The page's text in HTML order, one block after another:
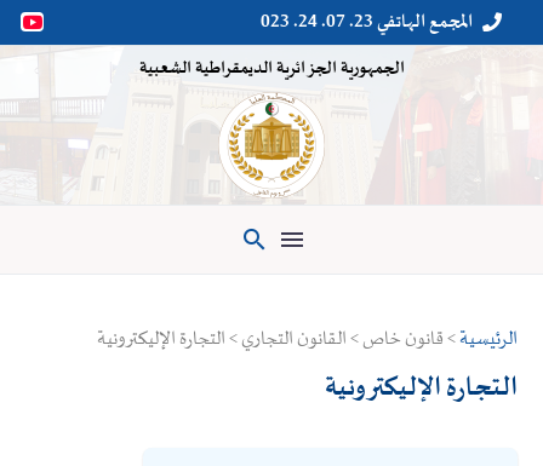

 المجمع الهاتفي 23. 07. 24. 023
الجمهورية الجزائرية الديمقراطية الشعبية

الرئيسية> قانون خاص > القانون التجاري > التجارة الإليكترونية
التجارة الإليكترونية